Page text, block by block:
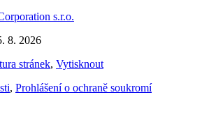
s.r.o.
8. 2026
stránek, Vytisknout
, Prohlášení o ochraně soukromí